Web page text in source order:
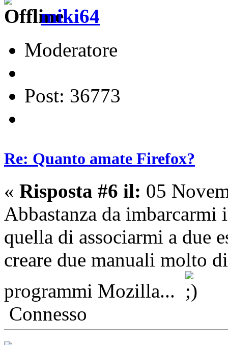
miki64
Moderatore
Post: 36773
Re: Quanto amate Firefox?
« Risposta #6 il: 05
Abbastanza da imbarcarmi
quella di associarmi a due
creare due manuali molto
programmi Mozilla...
Connesso